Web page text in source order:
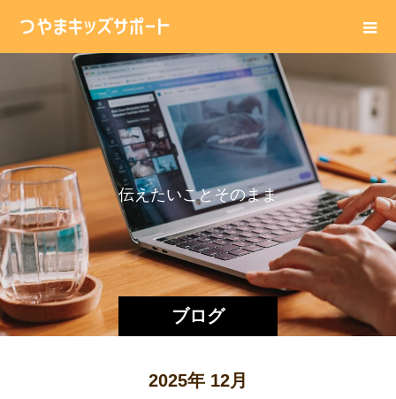
ブログ
伝えたいことそのままに。
2025年 12月